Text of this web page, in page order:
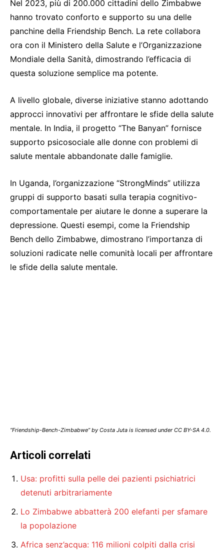
Nel 2023, più di 200.000 cittadini dello Zimbabwe
hanno trovato conforto e supporto su una delle
panchine della Friendship Bench. La rete collabora
ora con il Ministero della Salute e l’Organizzazione
Mondiale della Sanità, dimostrando l’efficacia di
questa soluzione semplice ma potente.
A livello globale, diverse iniziative stanno adottando
approcci innovativi per affrontare le sfide della salute
mentale. In India, il progetto “The Banyan” fornisce
supporto psicosociale alle donne con problemi di
salute mentale abbandonate dalle famiglie.
In Uganda, l’organizzazione “StrongMinds” utilizza
gruppi di supporto basati sulla terapia cognitivo-
comportamentale per aiutare le donne a superare la
depressione. Questi esempi, come la Friendship
Bench dello Zimbabwe, dimostrano l’importanza di
soluzioni radicate nelle comunità locali per affrontare
le sfide della salute mentale.
“Friendship-Bench-Zimbabwe” by Costa Juta is licensed under CC BY-SA 4.0.
Articoli correlati
Usa: profitti sulla pelle dei pazienti psichiatrici
detenuti arbitrariamente
Lo Zimbabwe abbatterà 200 elefanti per sfamare
la popolazione
Africa senz’acqua: 116 milioni colpiti dalla crisi